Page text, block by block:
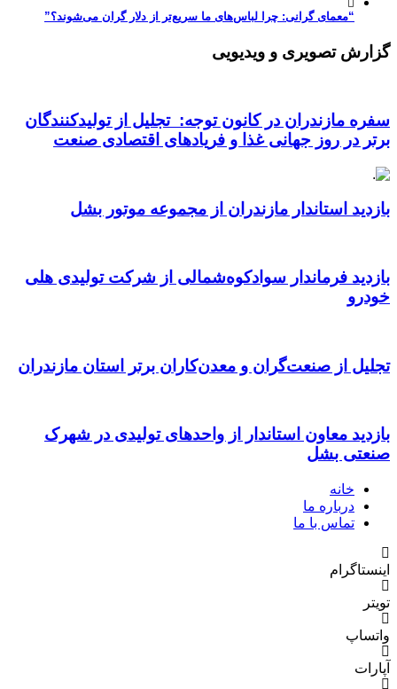
“معمای گرانی: چرا لباس‌های ما سریع‌تر از دلار گران می‌شوند؟”
گزارش تصویری و ویدیویی
سفره مازندران در کانون توجه: تجلیل از تولیدکنندگان
برتر در روز جهانی غذا و فریادهای اقتصادی صنعت
بازدید استاندار مازندران از مجموعه موتور بشل
بازدید فرماندار سوادکوه‌شمالی از شرکت تولیدی هلی
خودرو
تجلیل از صنعت‌گران و معدن‌کاران برتر استان مازندران
بازدید معاون استاندار از واحدهای تولیدی در شهرک
صنعتی بشل
خانه
درباره ما
تماس با ما
اینستاگرام
تویتر
واتساپ
آپارات